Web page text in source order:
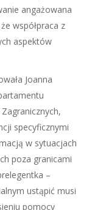
angażowana
współpraca z
aspektów
Joanna
specyficznymi
w sytuacjach
poza granicami
–
ustąpić musi
pomocy